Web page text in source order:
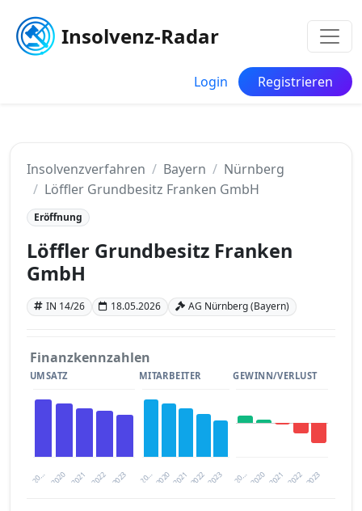
Insolvenz-Radar
Login Registrieren
Insolvenzverfahren Bayern
Nürnberg
Löffler Grundbesitz Franken GmbH
Eröffnung
Löffler Grundbesitz Franken
GmbH
IN 14/26 18.05.2026 AG Nürnberg (Bayern)
Finanzkennzahlen
UMSATZ
20… 2021 2023
2020 2022
MITARBEITER
20… 2021 2023
2020 2022
GEWINN/VERLUST
20… 2021 2023
2020 2022